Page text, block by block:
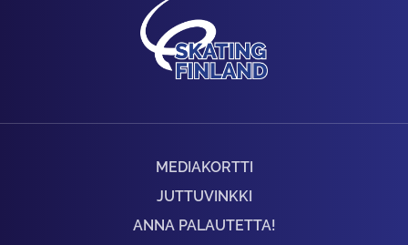
MEDIAKORTTI
JUTTUVINKKI
ANNA PALAUTETTA!